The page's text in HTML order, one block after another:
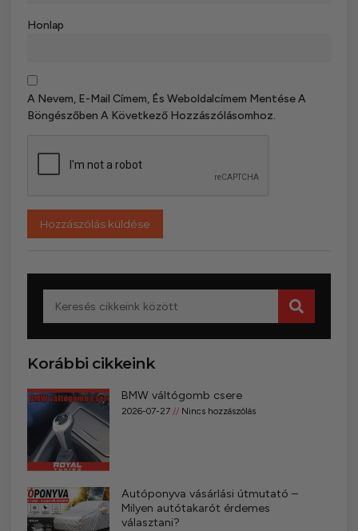
Honlap
A Nevem, E-Mail Címem, És Weboldalcímem Mentése A
Böngészőben A Következő Hozzászólásomhoz.
Korábbi cikkeink
BMW váltógomb csere
2026-07-27 Nincs hozzászólás
Autóponyva vásárlási útmutató –
Milyen autótakarót érdemes
választani?